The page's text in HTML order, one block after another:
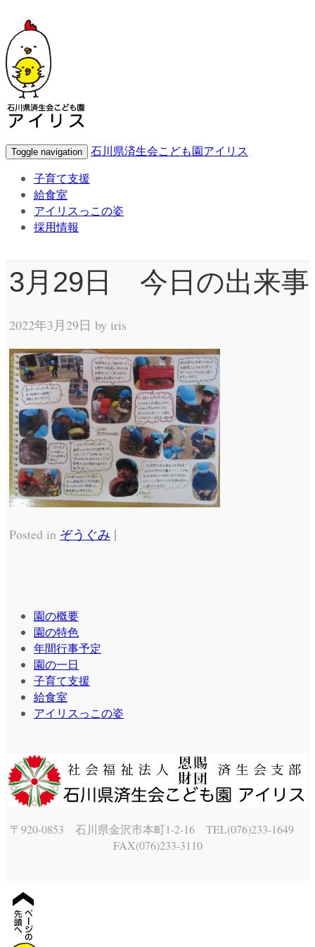
Toggle navigation
石川県済生会こども園アイリス
子育て支援
給食室
アイリスっこの姿
採用情報
3月29日 今日の出来事
2022年3月29日 by iris
Posted in ぞうぐみ |
園の概要
園の特色
年間行事予定
園の一日
子育て支援
給食室
アイリスっこの姿
〒920-0853 石川県金沢市本町1-2-16 TEL(076)233-1649
FAX(076)233-3110